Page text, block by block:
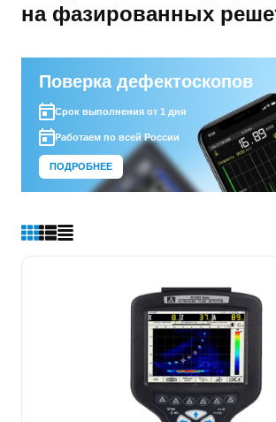
на фазированных
Поверка дефектоскопов
Срок выполнения от 1 дня
Работаем по всей России
ПОДРОБНЕЕ